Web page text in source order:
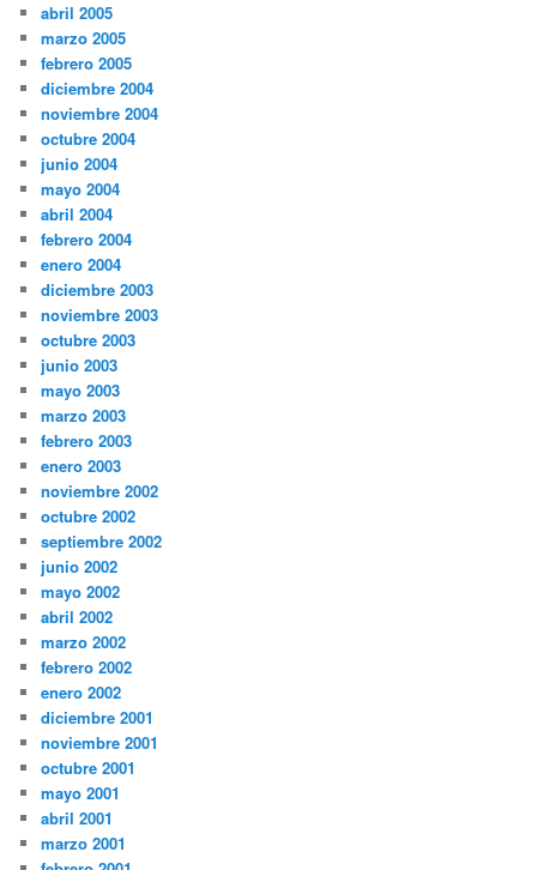
abril 2005
marzo 2005
febrero 2005
diciembre 2004
noviembre 2004
octubre 2004
junio 2004
mayo 2004
abril 2004
febrero 2004
enero 2004
diciembre 2003
noviembre 2003
octubre 2003
junio 2003
mayo 2003
marzo 2003
febrero 2003
enero 2003
noviembre 2002
octubre 2002
septiembre 2002
junio 2002
mayo 2002
abril 2002
marzo 2002
febrero 2002
enero 2002
diciembre 2001
noviembre 2001
octubre 2001
mayo 2001
abril 2001
marzo 2001